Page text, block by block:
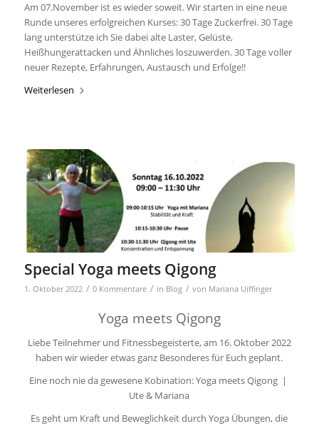
Am 07.November ist es wieder soweit. Wir starten in eine neue
Runde unseres erfolgreichen Kurses: 30 Tage Zuckerfrei. 30 Tage
lang unterstütze ich Sie dabei alte Laster, Gelüste,
Heißhungerattacken und Ähnliches loszuwerden. 30 Tage voller
neuer Rezepte, Erfahrungen, Austausch und Erfolge!!
Weiterlesen
Special Yoga meets Qigong
1. Oktober 2022 / 0 Kommentare / in Blog / von Mariana Uiffinger
Yoga meets Qigong
Liebe Teilnehmer und Fitnessbegeisterte, am 16. Oktober 2022
haben wir wieder etwas ganz Besonderes für Euch geplant.
Eine noch nie da gewesene Kobination: Yoga meets Qigong |
Ute & Mariana
Es geht um Kraft und Beweglichkeit durch Yoga Übungen, die